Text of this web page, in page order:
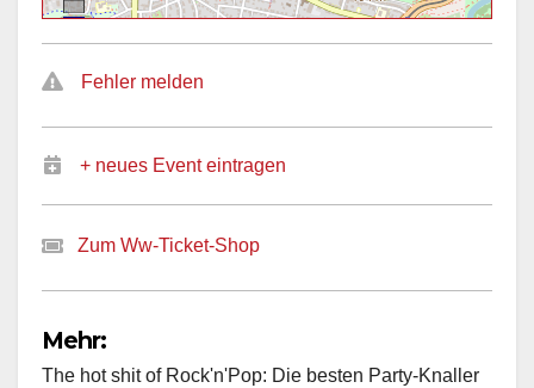
Fehler melden
+ neues Event eintragen
Zum Ww-Ticket-Shop
Mehr:
The hot shit of Rock'n'Pop: Die besten Party-Knaller